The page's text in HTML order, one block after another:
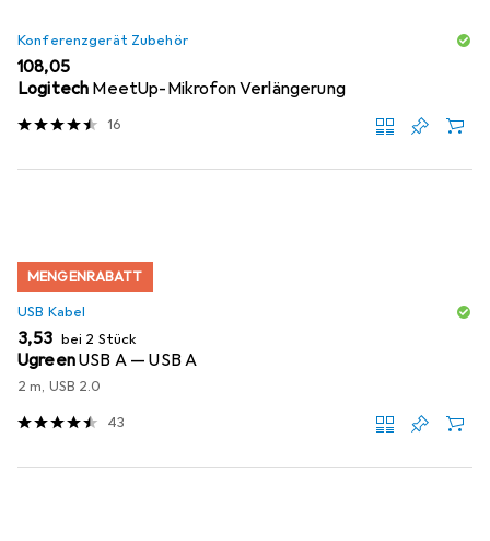
Konferenzgerät Zubehör
EUR
108,05
Logitech MeetUp-Mikrofon Verlängerung
16
MENGENRABATT
USB Kabel
EUR
3,53 bei 2 Stück
UgreenUSB A — USB A
2 m, USB 2.0
43